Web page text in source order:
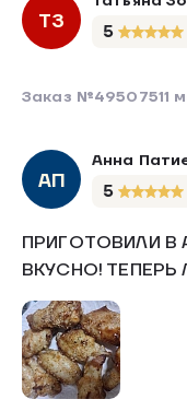
ТЗ 5
Заказ №49507511
АП
Анна
5
ПРИГОТОВИЛИ В
ВКУСНО!